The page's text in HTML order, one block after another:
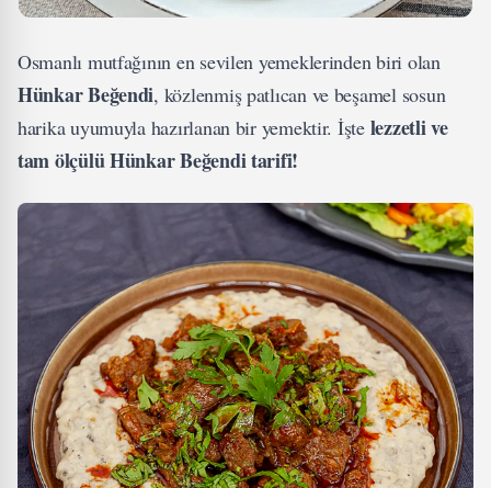
Osmanlı mutfağının en sevilen yemeklerinden biri olan
Hünkar Beğendi, közlenmiş patlıcan ve beşamel sosun
harika uyumuyla hazırlanan bir yemektir. İşte lezzetli ve
tam ölçülü Hünkar Beğendi tarifi!